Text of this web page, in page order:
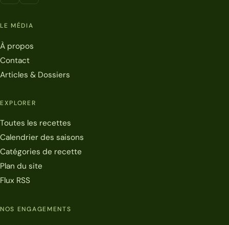
LE MÉDIA
À propos
Contact
Articles & Dossiers
EXPLORER
Toutes les recettes
Calendrier des saisons
Catégories de recette
Plan du site
Flux RSS
NOS ENGAGEMENTS